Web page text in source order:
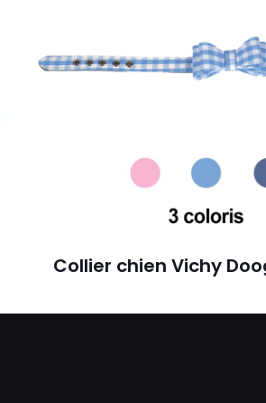
Collier chien Vichy